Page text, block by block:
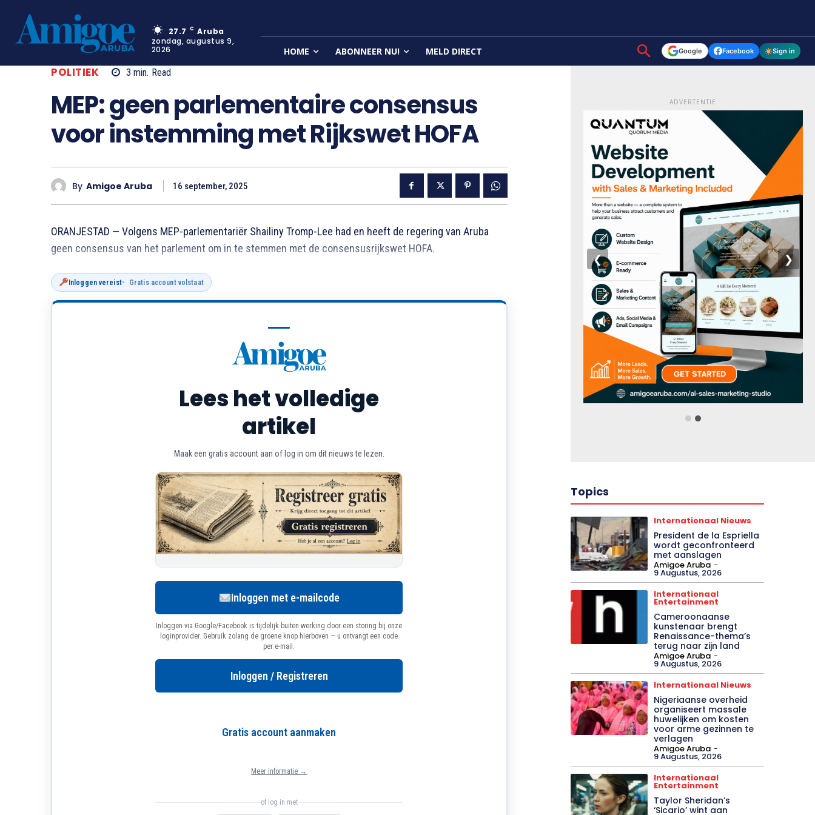
27.7 C Aruba
zondag, augustus 9,
2026
HOME ABONNEER NU! MELD DIRECT Google Facebook Sign in
POLITIEK 3 min. Read
MEP: geen parlementaire consensus
voor instemming met Rijkswet HOFA
By Amigoe Aruba 16 september, 2025
ORANJESTAD — Volgens MEP-parlementariër Shailiny Tromp-Lee had en heeft de regering van Aruba
geen consensus van het parlement om in te stemmen met de consensusrijkswet HOFA.
Inloggen vereist Gratis account volstaat
Lees het volledige
artikel
Maak een gratis account aan of log in om dit nieuws te lezen.
Inloggen met e-mailcode
Inloggen via Google/Facebook is tijdelijk buiten werking door een storing bij onze
loginprovider. Gebruik zolang de groene knop hierboven — u ontvangt een code
per e-mail.
Inloggen / Registreren
Gratis account aanmaken
Meer informatie →
of log in met
ADVERTENTIE
❮ ❯
Topics
Internationaal Nieuws
President de la Espriella
wordt geconfronteerd
met aanslagen
Amigoe Aruba -
9 Augustus, 2026
Internationaal
Entertainment
Cameroonaanse
kunstenaar brengt
Renaissance-thema’s
terug naar zijn land
Amigoe Aruba -
9 Augustus, 2026
Internationaal Nieuws
Nigeriaanse overheid
organiseert massale
huwelijken om kosten
voor arme gezinnen te
verlagen
Amigoe Aruba -
9 Augustus, 2026
Internationaal
Entertainment
Taylor Sheridan’s
‘Sicario’ wint aan